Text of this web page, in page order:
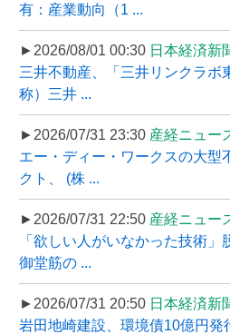
有：産業動向（1 ...
►2026/08/01 00:30 日本経済新
三井不動産、「三井リンクラボ
称）三井 ...
►2026/07/31 23:30 産経ニュー
エー・ディー・ワークスの大型
クト、 (株 ...
►2026/07/31 22:50 産経ニュー
「欲しい人がいなかった技術」
御堂筋の ...
►2026/07/31 20:50 日本経済新
岩田地崎建設、環境債10億円発